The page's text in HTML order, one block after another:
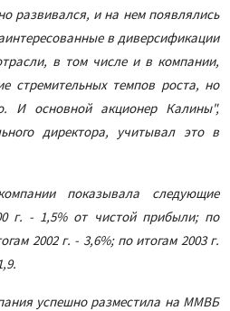
развивался, и на нем появлялись
в диверсификации
в том числе и в компании,
стремительных темпов роста, но
И основной акционер Калины",
директора, учитывал это в
показывала следующие
г. - 1,5% от чистой прибыли; по
2002 г. - 3,6%; по итогам 2003 г.
успешно разместила на ММВБ